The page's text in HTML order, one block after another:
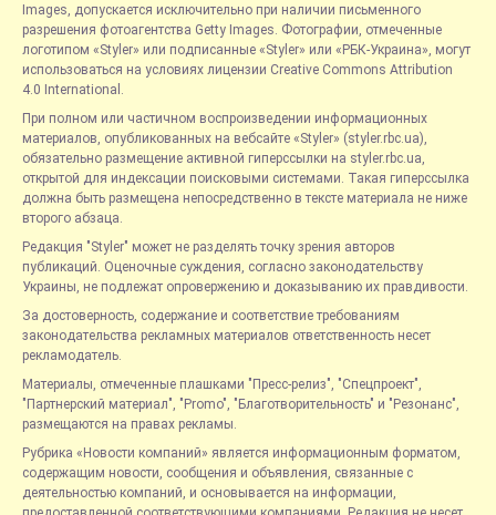
Images, допускается исключительно при наличии письменного
разрешения фотоагентства Getty Images. Фотографии, отмеченные
логотипом «Styler» или подписанные «Styler» или «РБК-Украина», могут
использоваться на условиях лицензии Creative Commons Attribution
4.0 International.
При полном или частичном воспроизведении информационных
материалов, опубликованных на вебсайте «Styler» (styler.rbc.ua),
обязательно размещение активной гиперссылки на styler.rbc.ua,
открытой для индексации поисковыми системами. Такая гиперссылка
должна быть размещена непосредственно в тексте материала не ниже
второго абзаца.
Редакция "Styler" может не разделять точку зрения авторов
публикаций. Оценочные суждения, согласно законодательству
Украины, не подлежат опровержению и доказыванию их правдивости.
За достоверность, содержание и соответствие требованиям
законодательства рекламных материалов ответственность несет
рекламодатель.
Материалы, отмеченные плашками "Пресс-релиз", "Спецпроект",
"Партнерский материал", "Promo", "Благотворительность" и "Резонанс",
размещаются на правах рекламы.
Рубрика «Новости компаний» является информационным форматом,
содержащим новости, сообщения и объявления, связанные с
деятельностью компаний, и основывается на информации,